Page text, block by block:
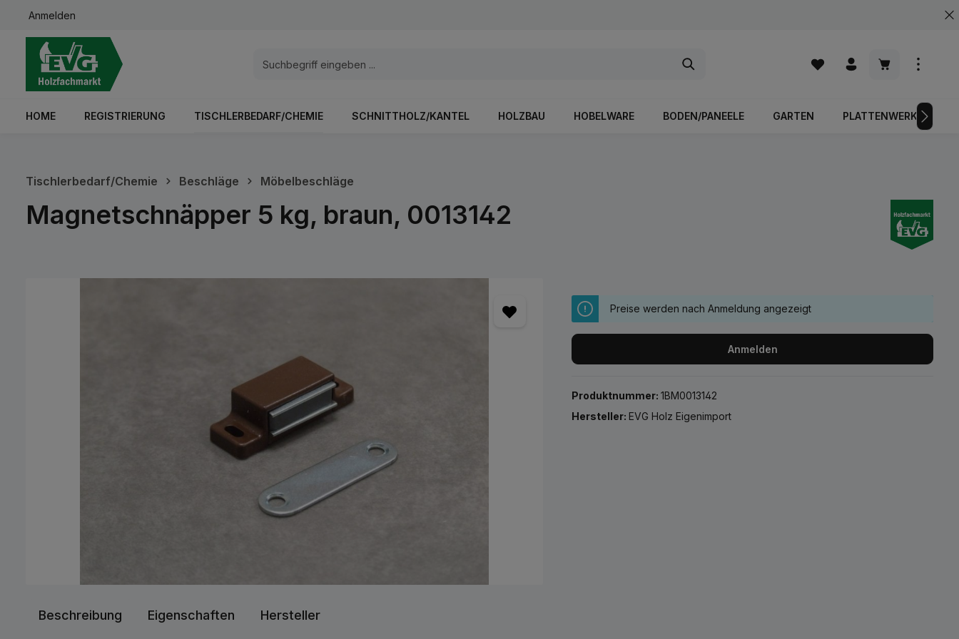
Zur Hauptnavigation springen
Anmelden
Warenkorb
HOME REGISTRIERUNG TISCHLERBEDARF/CHEMIE SCHNITTHOLZ/KANTEL HOLZBAU HOBELWARE BODEN/PANEELE GARTEN PLATTENWERKSTOFFE
Tischlerbedarf/Chemie Beschläge Möbelbeschläge
Magnetschnäpper 5 kg, braun, 0013142
Preise werden nach Anmeldung angezeigt
Anmelden
Produktnummer:1BM0013142
Hersteller:EVG Holz Eigenimport
Beschreibung Eigenschaften Hersteller